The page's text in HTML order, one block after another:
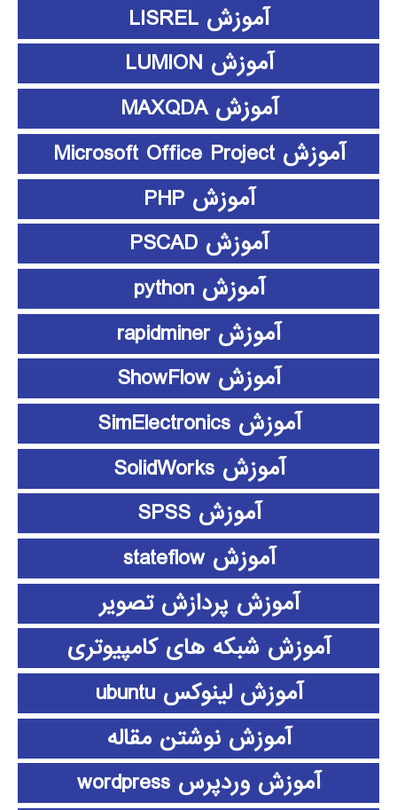
آموزش LISREL
آموزش LUMION
آموزش MAXQDA
آموزش Microsoft Office Project
آموزش PHP
آموزش PSCAD
آموزش python
آموزش rapidminer
آموزش ShowFlow
آموزش SimElectronics
آموزش SolidWorks
آموزش SPSS
آموزش stateflow
آموزش پردازش تصویر
آموزش شبکه های کامپیوتری
آموزش لینوکس ubuntu
آموزش نوشتن مقاله
آموزش وردپرس wordpress